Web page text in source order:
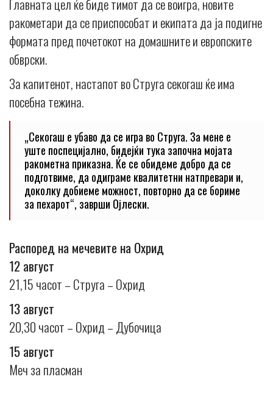
Главната цел ќе биде тимот да се воигра, новите
ракометари да се приспособат и екипата да ја подигне
формата пред почетокот на домашните и европските
обврски.
За капитенот, настапот во Струга секогаш ќе има
посебна тежина.
„Секогаш е убаво да се игра во Струга. За мене е
уште поспецијално, бидејќи тука започна мојата
ракометна приказна. Ќе се обидеме добро да се
подготвиме, да одиграме квалитетни натпревари и,
доколку добиеме можност, повторно да се бориме
за пехарот“, заврши Ојлески.
Распоред на мечевите на Охрид
12 август
21,15 часот – Струга – Охрид
13 август
20,30 часот – Охрид – Дубочица
15 август
Меч за пласман